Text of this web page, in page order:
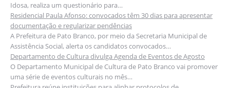
Idosa, realiza um questionário para…
Residencial Paula Afonso: convocados têm 30 dias para apresentar
documentação e regularizar pendências
A Prefeitura de Pato Branco, por meio da Secretaria Municipal de
Assistência Social, alerta os candidatos convocados…
Departamento de Cultura divulga Agenda de Eventos de Agosto
O Departamento Municipal de Cultura de Pato Branco vai promover
uma série de eventos culturais no mês…